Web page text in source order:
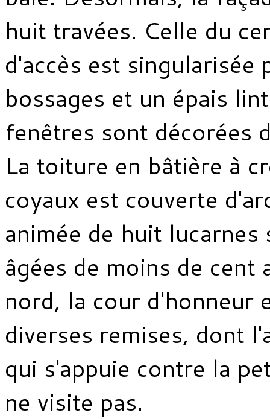
huit travées. Celle du
d'accès est singularisée
bossages et un épais
fenêtres sont décorées
La toiture en bâtière à
coyaux est couverte
animée de huit lucarnes
âgées de moins de cent
nord, la cour d'honneur
diverses remises, dont
qui s'appuie contre la
ne visite pas.